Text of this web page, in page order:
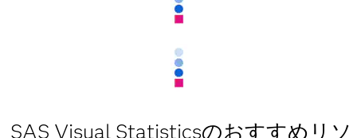
SAS Visual Statisticsのおすすめリソ